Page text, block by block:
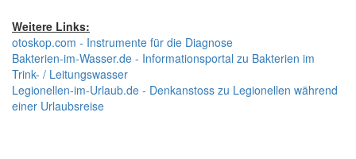
Weitere Links:
otoskop.com - Instrumente für die Diagnose
Bakterien-im-Wasser.de - Informationsportal zu Bakterien im
Trink- / Leitungswasser
Legionellen-im-Urlaub.de - Denkanstoss zu Legionellen während
einer Urlaubsreise